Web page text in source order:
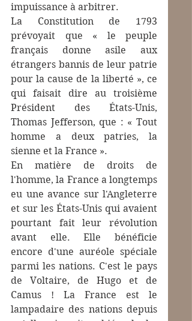
impuissance à arbitrer.
La Constitution de 1793
prévoyait que « le peuple
français donne asile aux
étrangers bannis de leur patrie
pour la cause de la liberté », ce
qui faisait dire au troisième
Président des États-Unis,
Thomas Jefferson, que : « Tout
homme a deux patries, la
sienne et la France ».
En matière de droits de
l'homme, la France a longtemps
eu une avance sur l'Angleterre
et sur les États-Unis qui avaient
pourtant fait leur révolution
avant elle. Elle bénéficie
encore d'une auréole spéciale
parmi les nations. C'est le pays
de Voltaire, de Hugo et de
Camus ! La France est le
lampadaire des nations depuis